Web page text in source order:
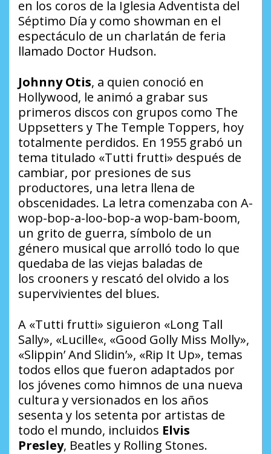
en los coros de la Iglesia Adventista del
Séptimo Día y como showman en el
espectáculo de un charlatán de feria
llamado Doctor Hudson.
Johnny Otis, a quien conoció en
Hollywood, le animó a grabar sus
primeros discos con grupos como The
Uppsetters y The Temple Toppers, hoy
totalmente perdidos. En 1955 grabó un
tema titulado «Tutti frutti» después de
cambiar, por presiones de sus
productores, una letra llena de
obscenidades. La letra comenzaba con A-
wop-bop-a-loo-bop-a wop-bam-boom,
un grito de guerra, símbolo de un
género musical que arrolló todo lo que
quedaba de las viejas baladas de
los crooners y rescató del olvido a los
supervivientes del blues.
A «Tutti frutti» siguieron «Long Tall
Sally», «Lucille«, «Good Golly Miss Molly»,
«Slippin’ And Slidin’», «Rip It Up», temas
todos ellos que fueron adaptados por
los jóvenes como himnos de una nueva
cultura y versionados en los años
sesenta y los setenta por artistas de
todo el mundo, incluidos Elvis
Presley, Beatles y Rolling Stones.